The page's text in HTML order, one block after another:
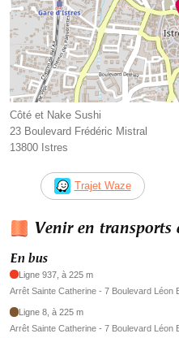
Côté et Nake Sushi
23 Boulevard Frédéric Mistral
13800 Istres
Trajet Waze
Venir en transports
En bus
Ligne 937, à 225 m
Arrêt Sainte Catherine - 7 Boulevard Léon
Ligne 8, à 225 m
Arrêt Sainte Catherine - 7 Boulevard Léon